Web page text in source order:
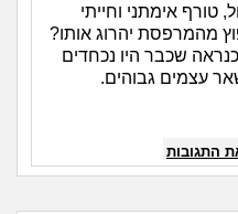
אימתני וחייתי
מהמרפסת יהרוג אותו?
שכבר היו נכחדים
עצמים גבוהים.
התגובות